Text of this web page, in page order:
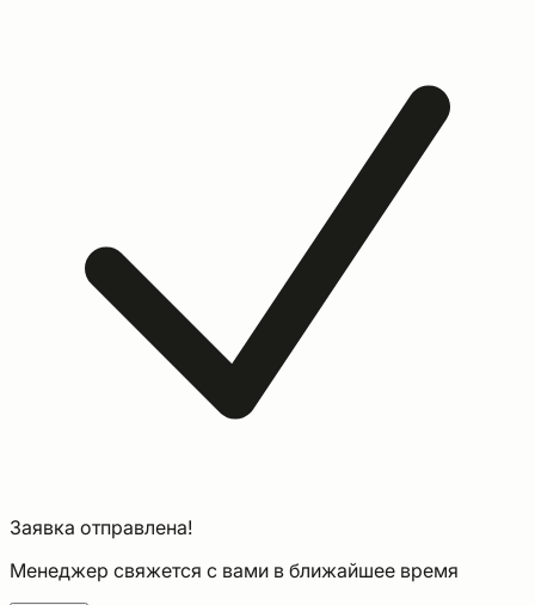
Заявка отправлена!
Менеджер свяжется с вами в ближайшее время